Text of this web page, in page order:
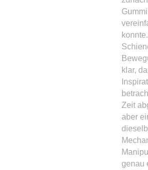
klar,
Zeit
aber
genau